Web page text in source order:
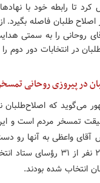
پس از پیروزی در انتخابات ۹۶ تلاش کرد تا
طلبان فاصله
روحانی را به سمتی
در انتخابات دور دوم
در پیروزی روحانی
می‌گوید که
تمسخر مردم است و
واعظی به آنها رو
دور از انتظاری نخواهد بود. آنهم در
انتخاب شده بودند.